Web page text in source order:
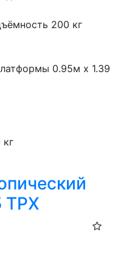
200 кг
0.95м x 1.39